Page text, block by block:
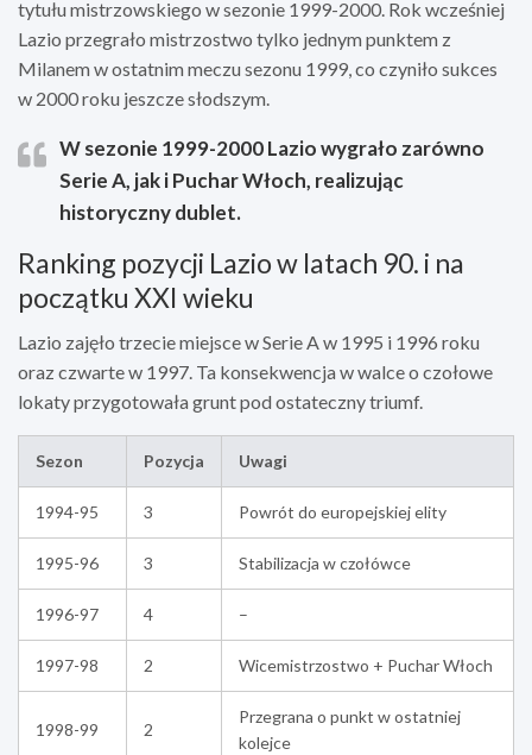
tytułu mistrzowskiego w sezonie 1999-2000. Rok wcześniej
Lazio przegrało mistrzostwo tylko jednym punktem z
Milanem w ostatnim meczu sezonu 1999, co czyniło sukces
w 2000 roku jeszcze słodszym.
W sezonie 1999-2000 Lazio wygrało zarówno
Serie A, jak i Puchar Włoch, realizując
historyczny dublet.
Ranking pozycji Lazio w latach 90. i na
początku XXI wieku
Lazio zajęło trzecie miejsce w Serie A w 1995 i 1996 roku
oraz czwarte w 1997. Ta konsekwencja w walce o czołowe
lokaty przygotowała grunt pod ostateczny triumf.
Sezon Pozycja Uwagi
1994-95 3 Powrót do europejskiej elity
1995-96 3 Stabilizacja w czołówce
1996-97 4 –
1997-98 2 Wicemistrzostwo + Puchar Włoch
1998-99 2
Przegrana o punkt w ostatniej
kolejce